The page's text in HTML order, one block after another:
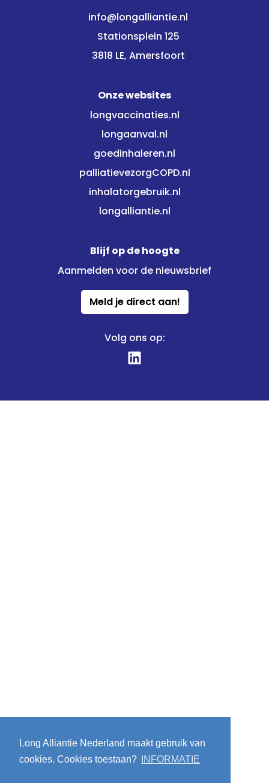
Long Alliantie Nederland maakt gebruik van
cookies. Cookies toestaan?
INFORMATIE
info@longalliantie.nl
Stationsplein 125
3818 LE, Amersfoort
Onze websites
longvaccinaties.nl
longaanval.nl
goedinhaleren.nl
palliatievezorgCOPD.nl
inhalatorgebruik.nl
longalliantie.nl
Blijf op de hoogte
Aanmelden voor de nieuwsbrief
Meld je direct aan!
Volg ons op: